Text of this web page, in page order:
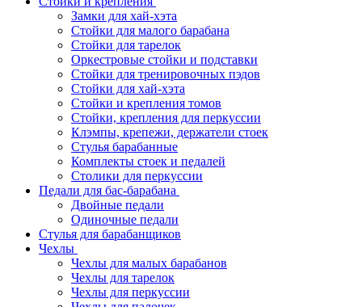
Замки для хай-хэта
Стойки для малого барабана
Стойки для тарелок
Оркестровые стойки и подставки
Стойки для тренировочных пэдов
Стойки для хай-хэта
Стойки и крепления томов
Стойки, крепления для перкуссии
Клэмпы, крепежи, держатели стоек
Стулья барабанные
Комплекты стоек и педалей
Столики для перкуссии
Педали для бас-барабана
Двойные педали
Одиночные педали
Стулья для барабанщиков
Чехлы
Чехлы для малых барабанов
Чехлы для тарелок
Чехлы для перкуссии